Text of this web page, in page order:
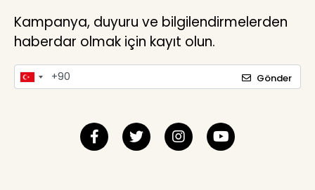
Kampanya, duyuru ve bilgilendirmelerden
haberdar olmak için kayıt olun.
Gönder